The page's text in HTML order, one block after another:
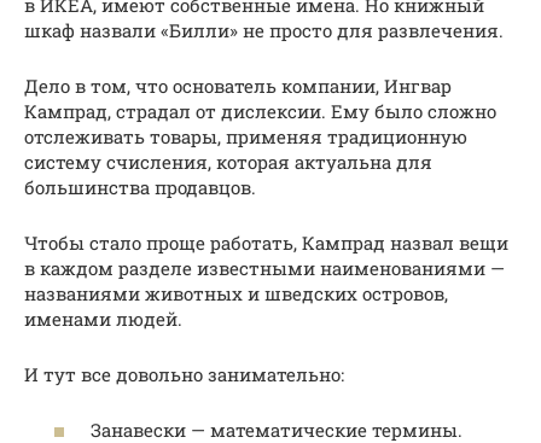
шкаф назвали «Билли» не просто для развлечения.
Дело в том, что основатель компании, Ингвар
Кампрад, страдал от дислексии. Ему было сложно
отслеживать товары, применяя традиционную
систему счисления, которая актуальна для
большинства продавцов.
Чтобы стало проще работать, Кампрад назвал вещи
в каждом разделе известными наименованиями —
названиями животных и шведских островов,
именами людей.
И тут все довольно занимательно:
Занавески — математические термины.